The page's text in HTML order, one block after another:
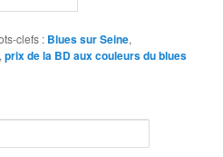
clefs : Blues sur Seine,
,prix de la BD aux couleurs du blues